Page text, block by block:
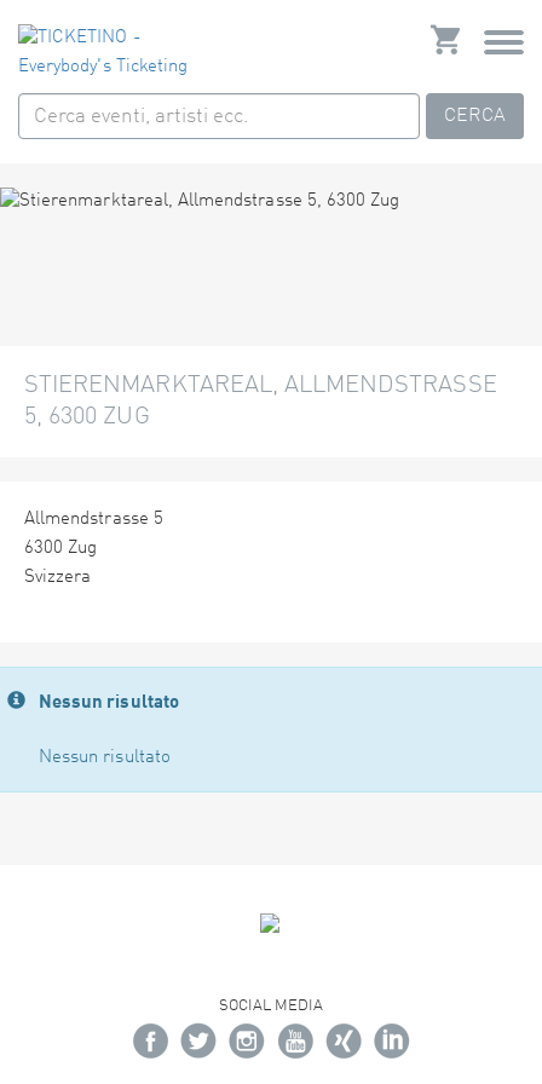
CERCA
STIERENMARKTAREAL, ALLMENDSTRASSE
5, 6300 ZUG
Allmendstrasse 5
6300 Zug
Svizzera
Nessun risultato
Nessun risultato
SOCIAL MEDIA